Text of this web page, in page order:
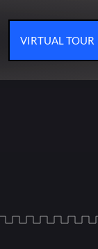
VIRTUAL TOUR